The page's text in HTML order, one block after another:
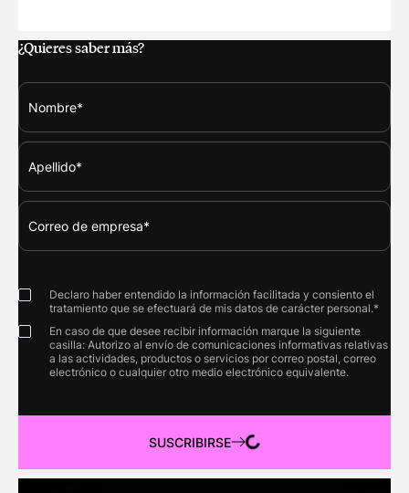
¿Quieres saber más?
Declaro haber entendido la información facilitada y consiento el
tratamiento que se efectuará de mis datos de carácter personal.*
En caso de que desee recibir información marque la siguiente
casilla: Autorizo al envío de comunicaciones informativas relativas
a las actividades, productos o servicios por correo postal, correo
electrónico o cualquier otro medio electrónico equivalente.
SUSCRIBIRSE